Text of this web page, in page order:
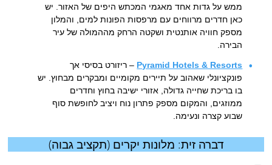
ממש על גדות אחד מאגמי המכתש היפים של האזור. יש
כאן חדרים מרווחים עם מרפסות הפונות למים, והמלון
מספק חוויה אותנטית ושקטה הרחק מההמולה של עיר
הבירה.
Pyramid Hotels & Resorts – ריזורט בסיסי אך
פונקציונלי שאהוב על תיירים מקומיים ומבקרים מבחוץ. יש
בו בריכת שחייה גדולה, אזורי ישיבה בחוץ וחדרים
ממוזגים, והמקום מספק פתרון נוח ויציב לחופשת סוף
שבוע קצרה ונעימה.
דברה זית: מלונות יקרים (תקציב גבוה)